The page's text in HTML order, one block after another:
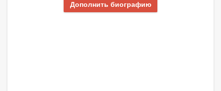
Дополнить биографию